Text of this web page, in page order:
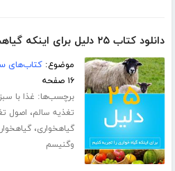
دانلود کتاب ۲۵ دلیل برای اینکه گیاهخواری را تجربه کنیم
موضوع:کتاب‌های
۱۶ صفحه
برچسب‌ها: غذا با
تغذیه سالم، اصول
گیاهخواری،گیاهخوار
وگنیسم